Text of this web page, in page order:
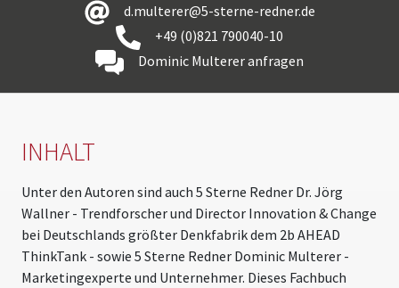
d.multerer@5-sterne-redner.de
+49 (0)821 790040-10
Dominic Multerer anfragen
INHALT
Unter den Autoren sind auch 5 Sterne Redner Dr. Jörg
Wallner - Trendforscher und Director Innovation & Change
bei Deutschlands größter Denkfabrik dem 2b AHEAD
ThinkTank - sowie 5 Sterne Redner Dominic Multerer -
Marketingexperte und Unternehmer. Dieses Fachbuch